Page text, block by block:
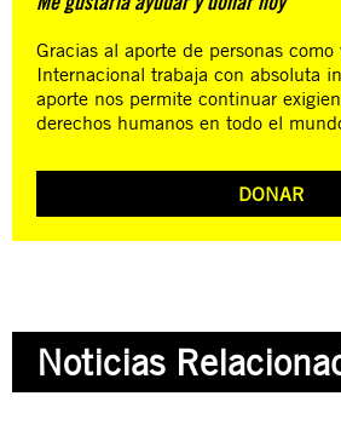
Gracias al aporte de personas
Internacional trabaja con absoluta
aporte nos permite continuar
derechos humanos en todo el
DONAR
Noticias